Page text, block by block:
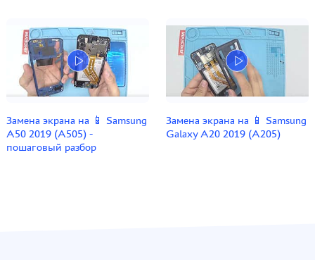
Замена экрана на 📱 Samsung
A50 2019 (A505) -
пошаговый разбор
Замена экрана на 📱 Samsung
Galaxy A20 2019 (A205)